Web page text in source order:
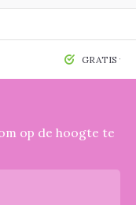
GRATIS
op de hoogte te